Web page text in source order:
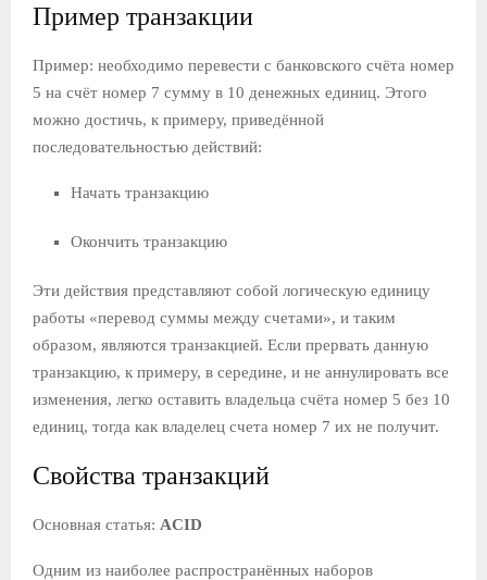
Пример транзакции
Пример: необходимо перевести с банковского счёта номер
5 на счёт номер 7 сумму в 10 денежных единиц. Этого
можно достичь, к примеру, приведённой
последовательностью действий:
Начать транзакцию
Окончить транзакцию
Эти действия представляют собой логическую единицу
работы «перевод суммы между счетами», и таким
образом, являются транзакцией. Если прервать данную
транзакцию, к примеру, в середине, и не аннулировать все
изменения, легко оставить владельца счёта номер 5 без 10
единиц, тогда как владелец счета номер 7 их не получит.
Свойства транзакций
Основная статья: ACID
Одним из наиболее распространённых наборов